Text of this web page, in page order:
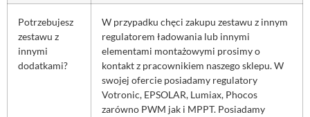
Potrzebujesz
zestawu z
innymi
dodatkami?
W przypadku chęci zakupu zestawu z innym
regulatorem ładowania lub innymi
elementami montażowymi prosimy o
kontakt z pracownikiem naszego sklepu. W
swojej ofercie posiadamy regulatory
Votronic, EPSOLAR, Lumiax, Phocos
zarówno PWM jak i MPPT. Posiadamy